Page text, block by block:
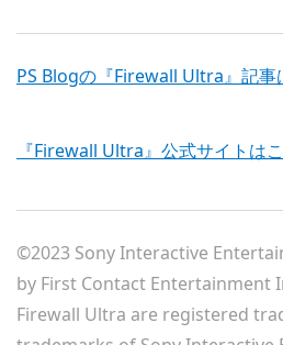
PS Blogの『Firewall Ultra』記事
『Firewall Ultra』公式サイトは
©2023 Sony Interactive
by First Contact Entertainment
Firewall Ultra are registered